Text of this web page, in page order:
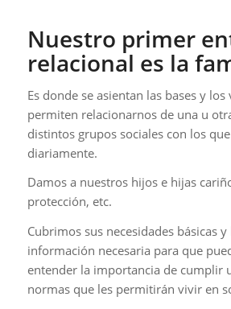
Nuestro primer
relacional es la
Es donde se asientan las bases y
permiten relacionarnos de una u
distintos grupos sociales con los
diariamente.
Damos a nuestros hijos e hijas
protección, etc.
Cubrimos sus necesidades básicas
información necesaria para que
entender la importancia de cumplir
normas que les permitirán vivir en